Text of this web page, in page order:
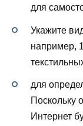
для
Укажите
например,
для
Поскольку
Интернет